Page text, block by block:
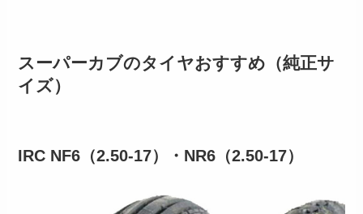
スーパーカブのタイヤおすすめ（純正サ
イズ）
IRC NF6（2.50-17）・NR6（2.50-17）